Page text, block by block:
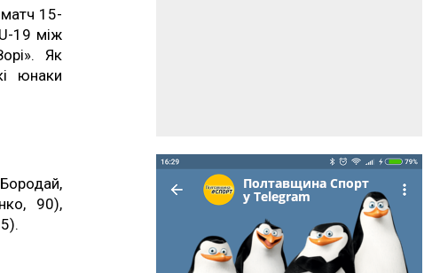
матч 15-
19 між
Як
юнаки
90),